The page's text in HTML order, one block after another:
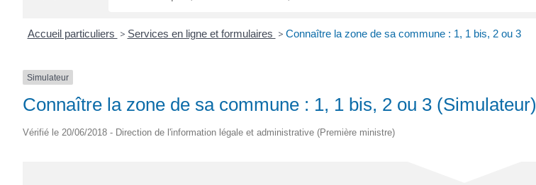
Accueil particuliers > Services en ligne et formulaires > Connaître la zone de sa commune : 1, 1 bis, 2 ou 3
Simulateur
Connaître la zone de sa commune : 1, 1 bis, 2 ou 3 (Simulateur)
Vérifié le 20/06/2018 - Direction de l'information légale et administrative (Première ministre)